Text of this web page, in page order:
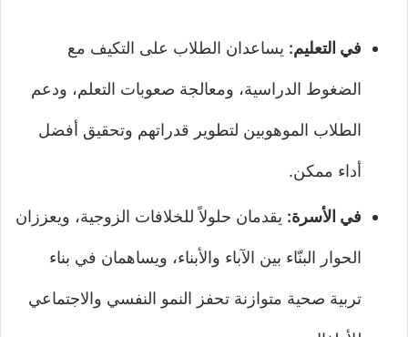
في التعليم: يساعدان الطلاب على التكيف مع
الضغوط الدراسية، ومعالجة صعوبات التعلم، ودعم
الطلاب الموهوبين لتطوير قدراتهم وتحقيق أفضل
أداء ممكن.
في الأسرة: يقدمان حلولاً للخلافات الزوجية، ويعززان
الحوار البنّاء بين الآباء والأبناء، ويساهمان في بناء
تربية صحية متوازنة تحفز النمو النفسي والاجتماعي